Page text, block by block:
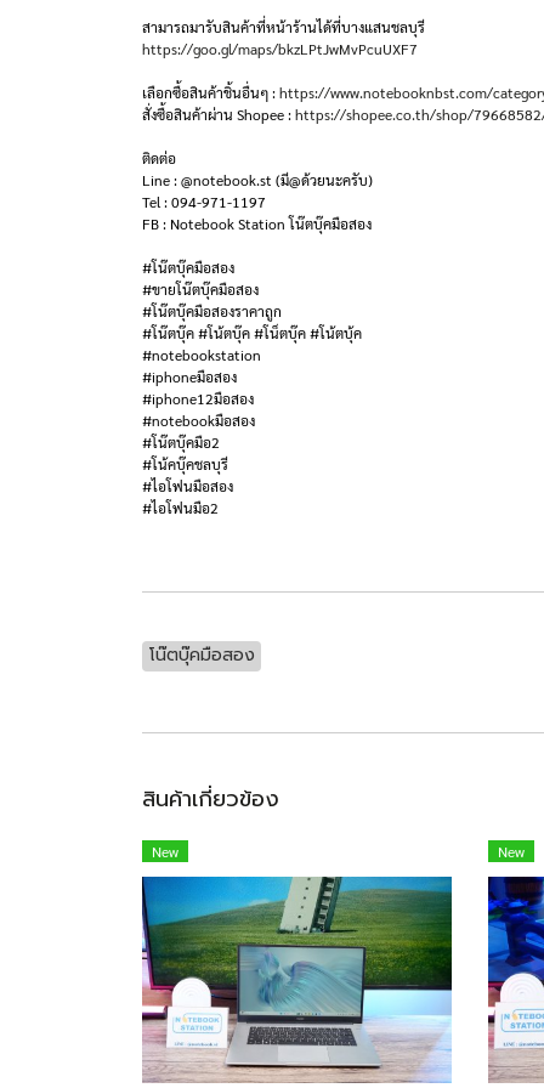
สามารถมารับสินค้าที่หน้าร้านได้ที่บางแสนชลบุรี
https://goo.gl/maps/bkzLPtJwMvPcuUXF7
เลือกซื้อสินค้าชิ้นอื่นๆ :https://www.notebooknbst.com/
สั่งซื้อสินค้าผ่าน Shopee :https://shopee.co.th/shop/
ติดต่อ
Line : @notebook.st (มี@ด้วยนะครับ)
Tel : 094-971-1197
FB : Notebook Station โน๊ตบุ๊คมือสอง
#โน๊ตบุ๊คมือสอง
#ขายโน๊ตบุ๊คมือสอง
#โน๊ตบุ๊คมือสองราคาถูก
#โน๊ตบุ๊ค #โน้ตบุ๊ค #โน็ตบุ๊ค #โน้ตบุ้ค
#notebookstation
#iphoneมือสอง
#iphone12มือสอง
#notebookมือสอง
#โน๊ตบุ๊คมือ2
#โน้คบุ๊คชลบุรี
#ไอโฟนมือสอง
#ไอโฟนมือ2
โน๊ตบุ๊คมือสอง
สินค้าเกี่ยวข้อง
New New